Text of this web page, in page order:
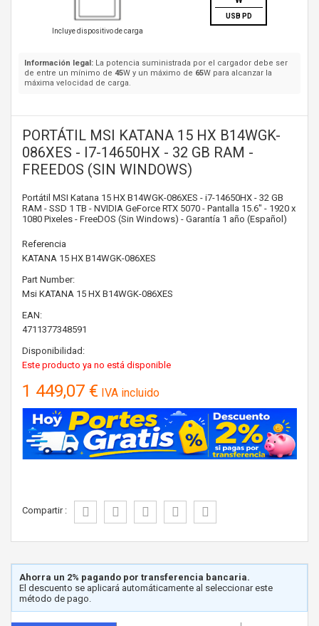
Incluye dispositivo de carga
USB PD
Información legal: La potencia suministrada por el cargador debe ser
de entre un mínimo de 45W y un máximo de 65W para alcanzar la
máxima velocidad de carga.
PORTÁTIL MSI KATANA 15 HX B14WGK-
086XES - I7-14650HX - 32 GB RAM -
FREEDOS (SIN WINDOWS)
Portátil MSI Katana 15 HX B14WGK-086XES - i7-14650HX - 32 GB
RAM - SSD 1 TB - NVIDIA GeForce RTX 5070 - Pantalla 15.6" - 1920 x
1080 Pixeles - FreeDOS (Sin Windows) - Garantía 1 año (Español)
Referencia
KATANA 15 HX B14WGK-086XES
Part Number:
Msi KATANA 15 HX B14WGK-086XES
EAN:
4711377348591
Disponibilidad:
Este producto ya no está disponible
1 449,07 € IVA incluido
Compartir :
Ahorra un 2% pagando por transferencia bancaria.
El descuento se aplicará automáticamente al seleccionar este
método de pago.